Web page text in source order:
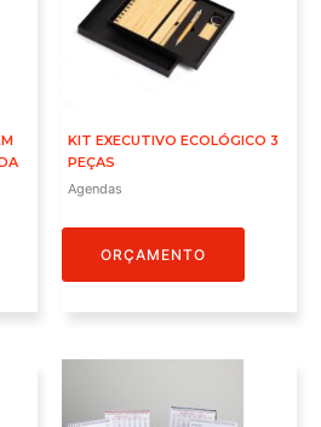
KIT EXECUTIVO ECOLÓGICO 3
PEÇAS
Agendas
ORÇAMENTO